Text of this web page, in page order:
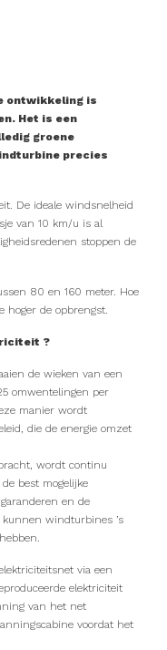
ontwikkeling is
Het is een
groene
precies
De ideale windsnelheid
van 10 km/u is al
stoppen de
80 en 160 meter. Hoe
hoger de opbrengst.
?
de wieken van een
omwentelingen per
manier wordt
die de energie omzet
wordt continu
best mogelijke
en de
windturbines ’s
via een
elektriciteit
van het net
voordat het